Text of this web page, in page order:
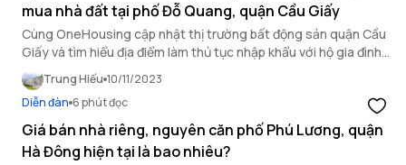
mua nhà đất tại phố Đỗ Quang, quận Cầu Giấy
Cùng OneHousing cập nhật thị trường bất động sản quận Cầu
Giấy và tìm hiểu địa điểm làm thủ tục nhập khẩu với hộ gia đình
mua nhà đất tại phố Đỗ Quang qua bài viết sau!
Trung Hiếu 10/11/2023
Diễn đàn 6 phút đọc
Giá bán nhà riêng, nguyên căn phố Phú Lương, quận
Hà Đông hiện tại là bao nhiêu?